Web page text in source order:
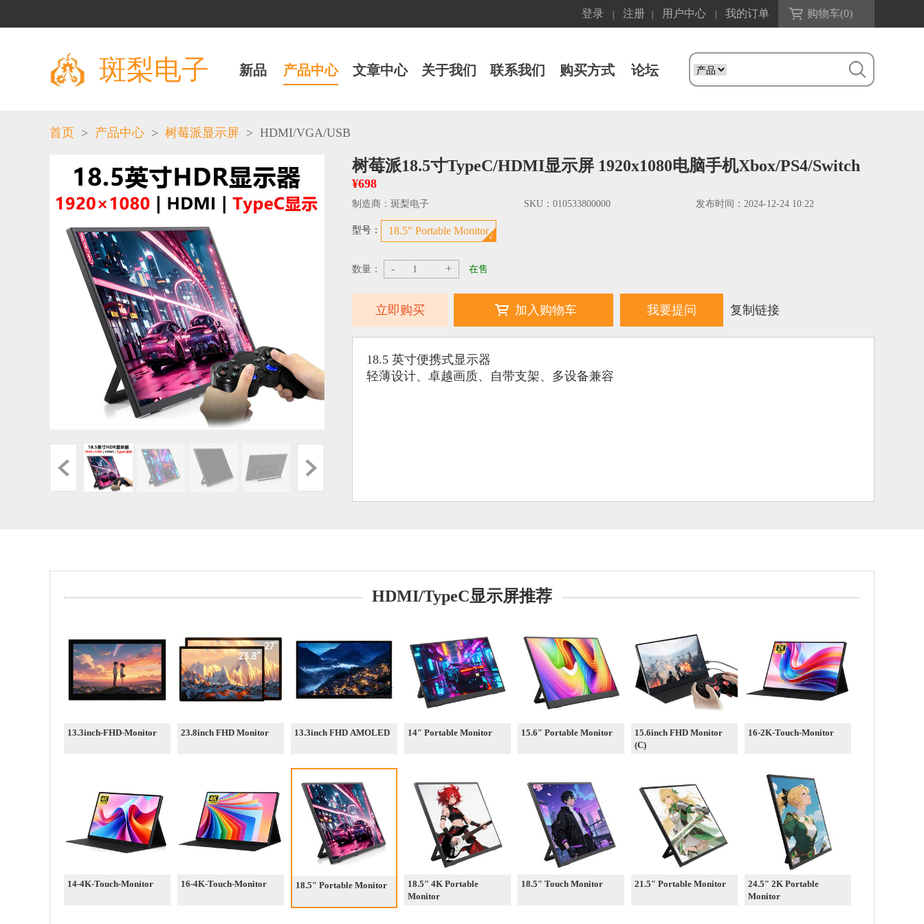
登录 注册 用户中心 我的订单 购物车(0)
斑梨电子 新品 产品中心 文章中心 关于我们 联系我们 购买方式 论坛
首页 > 产品中心 > 树莓派显示屏 > HDMI/VGA/USB
树莓派18.5寸TypeC/HDMI显示屏 1920x1080电脑手机Xbox/PS4/Switch
¥698
制造商： 斑梨电子 SKU： 010533800000 发布时间： 2024-12-24 10:22
型号： 18.5″ Portable Monitor
数量： - + 在售
立即购买 加入购物车 我要提问 复制链接
18.5 英寸便携式显示器
轻薄设计、卓越画质、自带支架、多设备兼容
HDMI/TypeC显示屏推荐
13.3inch-FHD-Monitor 23.8inch FHD Monitor 13.3inch FHD AMOLED 14″ Portable Monitor 15.6″ Portable Monitor
15.6inch FHD Monitor
(C)
16-2K-Touch-Monitor
14-4K-Touch-Monitor 16-4K-Touch-Monitor 18.5″ Portable Monitor
18.5″ 4K Portable
Monitor
18.5″ Touch Monitor 21.5″ Portable Monitor
24.5″ 2K Portable
Monitor